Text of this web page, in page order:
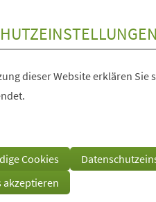
dieser Website erklären Sie
Cookies
akzeptieren